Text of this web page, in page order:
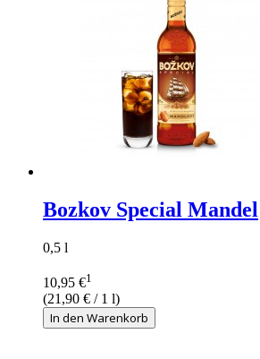
Bozkov Special Mandel
0,5 l
10,95 €1
(21,90 € / 1 l)
In den Warenkorb